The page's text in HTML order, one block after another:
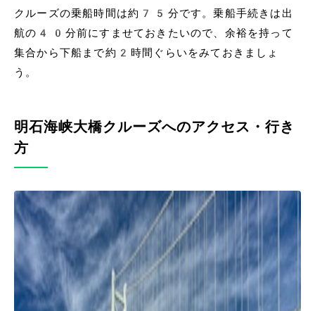
クルーズの乗船時間は約75分です。乗船手続きは出
航の40分前にすませておきたいので、余裕を持って
集合から下船まで約2時間ぐらいをみておきましょ
う。
明石海峡大橋クルーズへのアクセス・行き
方